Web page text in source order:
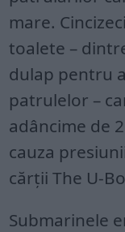
mare.
toalete –
dulap pentru
patrulelor –
adâncime de
cauza
cărții The U-
Submarinele